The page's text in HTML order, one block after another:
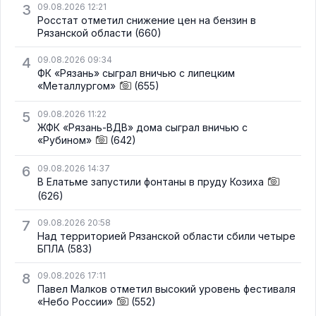
3 09.08.2026 12:21
Росстат отметил снижение цен на бензин в
Рязанской области (660)
4 09.08.2026 09:34
ФК «Рязань» сыграл вничью с липецким
«Металлургом»
(655)
5 09.08.2026 11:22
ЖФК «Рязань-ВДВ» дома сыграл вничью с
«Рубином»
(642)
6 09.08.2026 14:37
В Елатьме запустили фонтаны в пруду Козиха
(626)
7 09.08.2026 20:58
Над территорией Рязанской области сбили четыре
БПЛА (583)
8 09.08.2026 17:11
Павел Малков отметил высокий уровень фестиваля
«Небо России»
(552)